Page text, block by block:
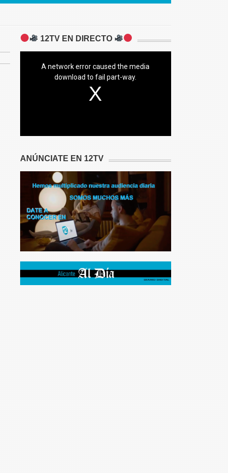
12TV EN DIRECTO
A network error caused the media
download to fail part-way.
ANÚNCIATE EN 12TV